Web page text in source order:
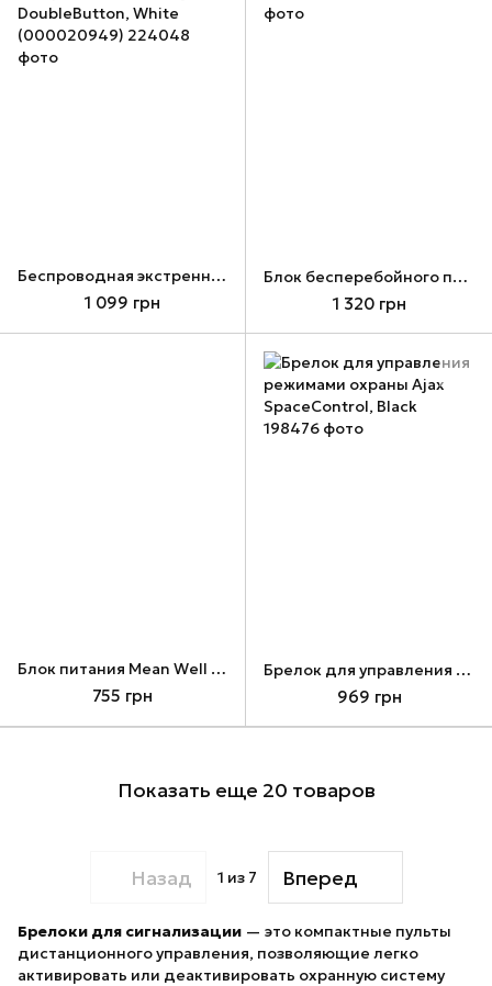
Беспроводная экстренная кнопка Ajax DoubleButton, White (000020949)
1 099 грн
Блок бесперебойного питания BBG-125
1 320 грн
Блок питания Mean Well HDR-15-12 12В 1.25А
755 грн
Брелок для управления режимами охраны Ajax SpaceControl, Black
969 грн
Показать еще 20 товаров
Назад 1 из 7 Вперед
Брелоки для сигнализации — это компактные пульты
дистанционного управления, позволяющие легко
активировать или деактивировать охранную систему